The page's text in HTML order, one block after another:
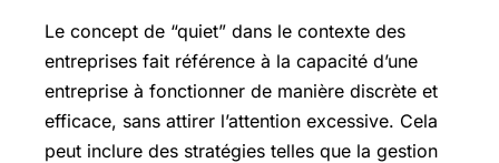
Le concept de “quiet” dans le contexte des
entreprises fait référence à la capacité d’une
entreprise à fonctionner de manière discrète et
efficace, sans attirer l’attention excessive. Cela
peut inclure des stratégies telles que la gestion